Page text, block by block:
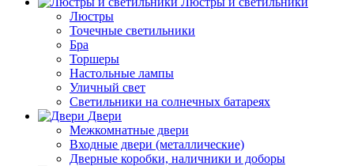
Люстры
Точечные светильники
Бра
Торшеры
Настольные лампы
Уличный свет
Светильники на солнечных батареях
Двери
Межкомнатные двери
Входные двери (металлические)
Дверные коробки, наличники и доборы